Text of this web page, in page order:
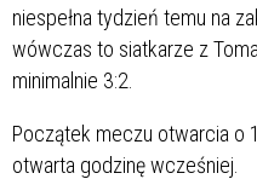
niespełna tydzień temu na
wówczas to siatkarze z
minimalnie 3:2.
Początek meczu otwarcia o
otwarta godzinę wcześniej.